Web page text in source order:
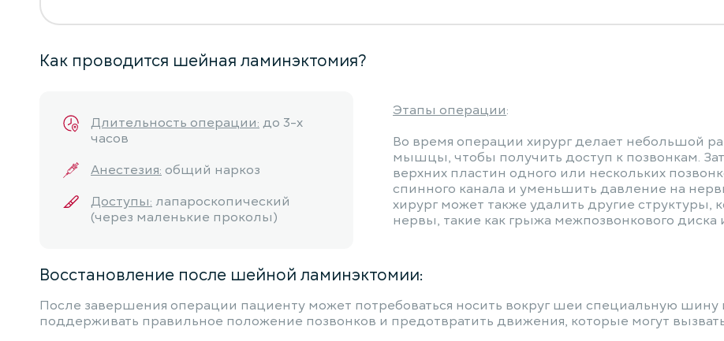
Как проводится шейная ламинэктомия?
Длительность операции: до 3-х
часов
Анестезия: общий наркоз
Доступы: лапароскопический
(через маленькие проколы)
Этапы операции:
Во время операции хирург делает небольшой
мышцы, чтобы получить доступ к позвонкам.
верхних пластин одного или нескольких
спинного канала и уменьшить давление на
хирург может также удалить другие структуры,
нервы, такие как грыжа межпозвонкового
Восстановление после шейной ламинэктомии:
После завершения операции пациенту может потребоваться носить вокруг шеи специальную шину
поддерживать правильное положение позвонков и предотвратить движения, которые могут